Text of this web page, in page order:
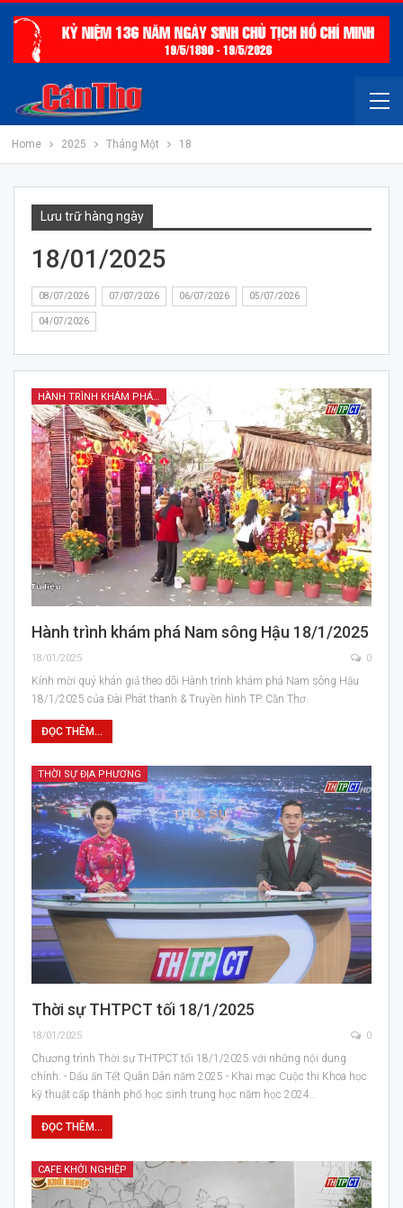
Home 2025 Tháng Một 18
Lưu trữ hàng ngày
18/01/2025
08/07/2026 07/07/2026 06/07/2026 05/07/2026
04/07/2026
HÀNH TRÌNH KHÁM PHÁ NAM SÔNG HẬU
Hành trình khám phá Nam sông Hậu 18/1/2025
18/01/2025 0
Kính mời quý khán giả theo dõi Hành trình khám phá Nam sông Hậu
18/1/2025 của Đài Phát thanh & Truyền hình TP. Cần Thơ.
ĐỌC THÊM...
THỜI SỰ ĐỊA PHƯƠNG
Thời sự THTPCT tối 18/1/2025
18/01/2025 0
Chương trình Thời sự THTPCT tối 18/1/2025 với những nội dung
chính: - Dấu ấn Tết Quân Dân năm 2025 - Khai mạc Cuộc thi Khoa học
kỹ thuật cấp thành phố học sinh trung học năm học 2024…
ĐỌC THÊM...
CAFE KHỞI NGHIỆP